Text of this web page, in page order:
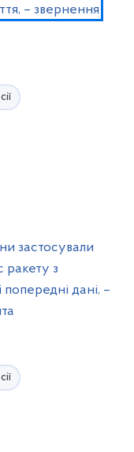
– звернення
застосували
ракету з
попередні дані, –